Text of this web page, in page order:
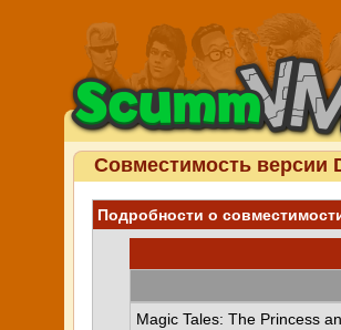
Совместимость версии
Подробности о
Magic Tales: The Princess